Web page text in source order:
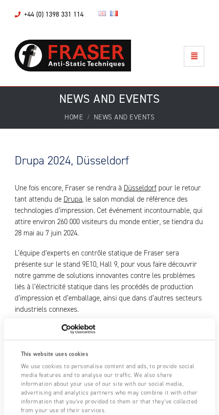
This website uses cookies
We use cookies to personalise content and ads, to provide social
media features and to analyse our traffic. We also share
information about your use of our site with our social media,
advertising and analytics partners who may combine it with other
information that you’ve provided to them or that they’ve collected
from your use of their services.
+44 (0) 1398 331 114
NEWS AND EVENTS
HOME NEWS AND EVENTS
Drupa 2024, Düsseldorf
Une fois encore, Fraser se rendra à Düsseldorf pour le retour
tant attendu de Drupa, le salon mondial de référence des
technologies d’impression. Cet événement incontournable, qui
attire environ 260 000 visiteurs du monde entier, se tiendra du
28 mai au 7 juin 2024.
L’équipe d’experts en contrôle statique de Fraser sera
présente sur le stand 9E10, Hall 9, pour vous faire découvrir
notre gamme de solutions innovantes contre les problèmes
liés à l’électricité statique dans les procédés de production
d’impression et d’emballage, ainsi que dans d’autres secteurs
industriels connexes.
ici
SHARE